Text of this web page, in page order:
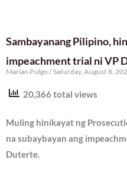
Sambayanang Pilipino,
impeachment trial ni VP
Marian Pulgo Saturday, August 8,
20,366 total views
Muling hinikayat ng
na subaybayan ang
Duterte.